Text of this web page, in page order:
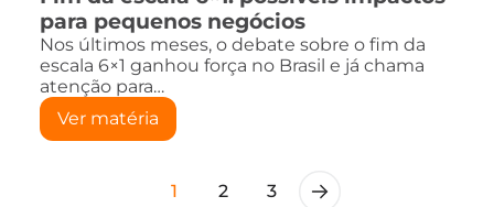
para pequenos negócios
Nos últimos meses, o debate sobre o fim da
escala 6×1 ganhou força no Brasil e já chama
atenção para…
Ver matéria
1 2 3